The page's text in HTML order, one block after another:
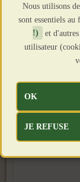
Nous utilisons
sont essentiels
!)
et
utilisateur
OK
JE REFUSE